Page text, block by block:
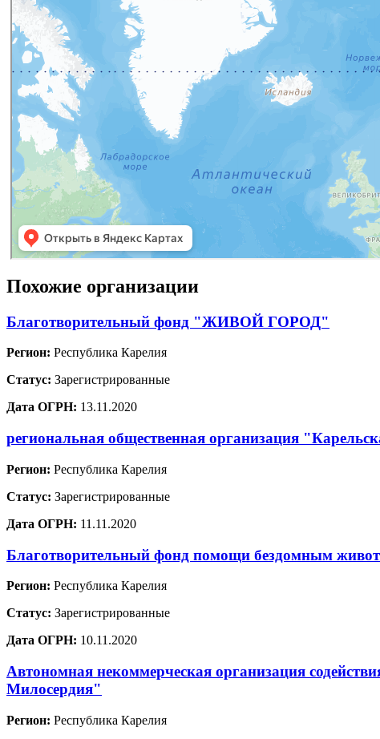
Похожие организации
Благотворительный фонд "ЖИВОЙ ГОРОД"
Регион: Республика Карелия
Статус: Зарегистрированные
Дата ОГРН: 13.11.2020
региональная общественная организация
Регион: Республика Карелия
Статус: Зарегистрированные
Дата ОГРН: 11.11.2020
Благотворительный фонд помощи бездомным
Регион: Республика Карелия
Статус: Зарегистрированные
Дата ОГРН: 10.11.2020
Автономная некоммерческая организация
Милосердия"
Регион: Республика Карелия